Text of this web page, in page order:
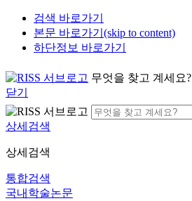
검색 바로가기
본문 바로가기(skip to content)
하단정보 바로가기
무엇을 찾고 계세요?
닫기
상세검색
상세검색
통합검색
국내학술논문